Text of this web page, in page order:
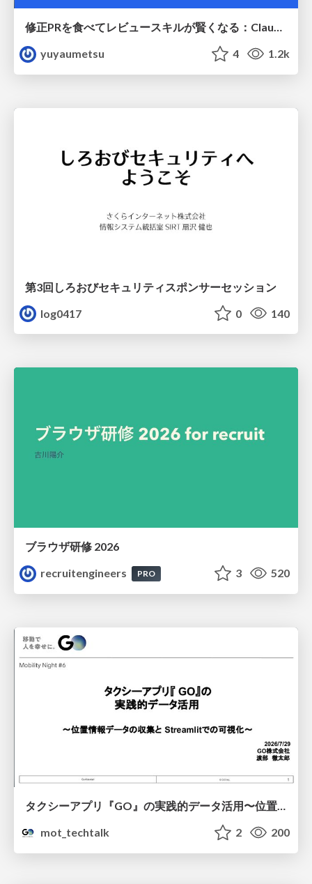
修正PRを食べてレビュースキルが賢くなる：Claude Codeによる自己改善サイクル
yuyaumetsu
4 1.2k
第3回しろおびセキュリティスポンサーセッション
log0417
0 140
ブラウザ研修 2026
recruitengineers
PRO 3 520
タクシーアプリ『GO』の実践的データ活用〜位置情報データの収集とStreamlitでの可視化〜
mot_techtalk
2 200